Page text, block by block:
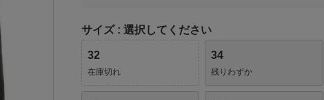
サイズ 選択してください
32
在庫切れ
34
残りわずか